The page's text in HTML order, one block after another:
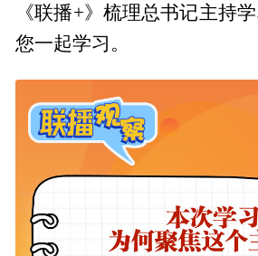
《联播+》梳理总书记主持
您一起学习。